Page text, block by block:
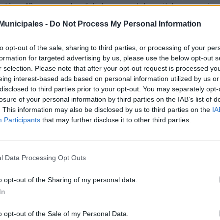
- Do Not Process My Personal Information
opt-out of the sale, sharing to third parties, or processing of your
for targeted advertising by us, please use the below opt-out
selection. Please note that after your opt-out request is processed
interest-based ads based on personal information utilized by us
to third parties prior to your opt-out. You may separately
of your personal information by third parties on the IAB’s list of
This information may also be disclosed by us to third parties on the
Participants that may further disclose it to other third parties.
Data Processing Opt Outs
opt-out of the Sharing of my personal data.
opt-out of the Sale of my Personal Data.
Línea 48, que conectan distintas zonas de la capital grancanaria
los desplazamientos de los alumnos que se presenten a
para Acceso a la Universidad (EBAU).
estos refuerzos programados, la compañía de transporte
durante estas cuatro jornadas académicas. La previsión
Palmas de Gran Canaria se cifra en torno a 2.500 alumnos,
a la demanda prevista. El incremento del servicio se llevará
y las 10:00 horas de la mañana y las 18:00 y las 20:00 horas de la
25, que une la parada preferente del Auditorio y el Campus,
de manera habitual. Con estos refuerzos adicionales se prevé
sea de entre 10 y 15 minutos durante el tramo de refuerzo
Línea 26, que enlaza Santa Catalina con el Campus (por Siete
se sumarán a los seis que normalmente operan en esta ruta.
en 10-15 minutos y su itinerario parte de Santa Catalina y
por los ejes de Mesa y López, Juan Carlos I y Avenida Pintor
48 (Escaleritas-Campus Universitario), que operará
tres guaguas, permitiendo que el tiempo aproximado del
con Ciudad Alta (Escaleritas, Schamann, Las